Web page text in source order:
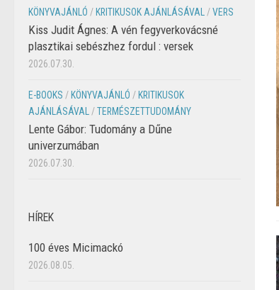
KÖNYVAJÁNLÓ / KRITIKUSOK AJÁNLÁSÁVAL /VERS
Kiss Judit Ágnes: A vén fegyverkovácsné
plasztikai sebészhez fordul : versek
2026.07.30.
E-BOOKS / KÖNYVAJÁNLÓ / KRITIKUSOK
AJÁNLÁSÁVAL
/TERMÉSZETTUDOMÁNY
Lente Gábor: Tudomány a Dűne
univerzumában
2026.07.30.
HÍREK
100 éves Micimackó
2026.08.05.